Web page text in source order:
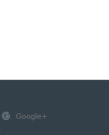
Google+